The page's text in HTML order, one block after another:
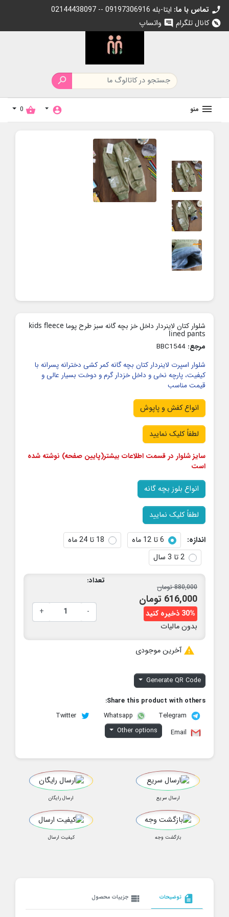
call تماس با ما: 02144438097 -- 09197306916 ایتا-بله
explore کانال تلگرام chat واتساپ

منو account_circle
shopping_basket
0
شلوار کتان لاینردار داخل خز بچه گانه سبز طرح پوما kids fleece
lined pants
مرجع:
شلوار اسپرت لاینردار کتان بچه گانه کمر کشی دخترانه پسرانه با
کیفیت، پارچه نخی و داخل خزدار گرم و دوخت بسیار عالی و
قیمت مناسب
انواع کفش و پاپوش
لطفاً کلیک نمایید
سایز شلوار در قسمت اطلاعات بیشتر(پایین صفحه) نوشته شده
است
انواع بلوز بچه گانه
لطفاً کلیک نمایید
اندازه: 6 تا 12 ماه
18 تا 24 ماه
2 تا 3 سال
880,000 تومان
616,000 تومان
30% ذخیره کنید
بدون مالیات
تعداد:
-
+
 آخرین موجودی
Generate QR Code
Share this product with others:
Telegram
Whatsapp
Twitter
Email
Other options
ارسال سریع ارسال رایگان
بازگشت وجه کیفیت ارسال
description توضیحات view_list جزییات محصول